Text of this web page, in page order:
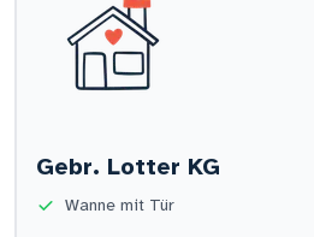
Gebr. Lotter KG
Wanne mit Tür